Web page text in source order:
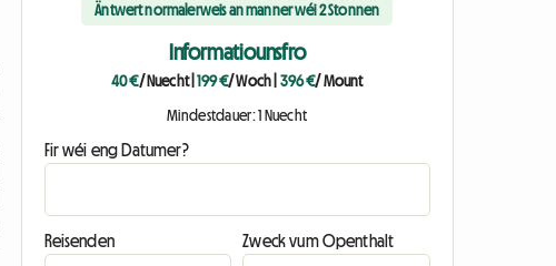
Äntwert normalerweis an manner wéi 2 Stonnen
Informatiounsfro
40 €/ Nuecht|199 €/ Woch 396 €/ Mount
Mindestdauer: 1 Nuecht
Fir wéi eng Datumer?
Reisenden Zweck vum Openthalt